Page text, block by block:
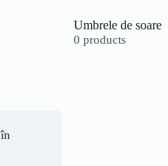
Umbrele de soare
0 products